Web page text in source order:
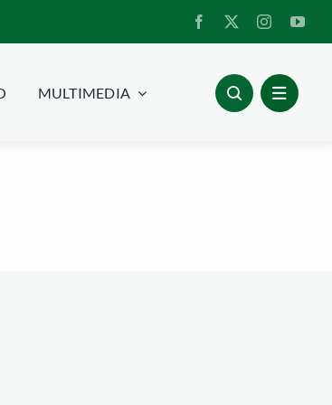
MULTIMEDIA